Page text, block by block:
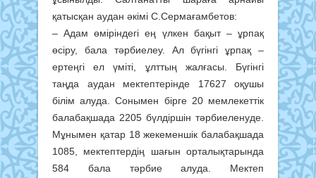
қатысқан аудан әкімі С.Сермағамбетов:
– Адам өміріндегі ең үлкен бақыт – ұрпақ
өсіру, бала тәрбиелеу. Ал бүгінгі ұрпақ –
ертеңгі ел үміті, ұлттың жалғасы. Бүгінгі
таңда аудан мектептерінде 17627 оқушы
білім алуда. Сонымен бірге 20 мемлекеттік
балабақшада 2205 бүлдіршін тәрбиеленуде.
Мұнымен қатар 18 жекеменшік балабақшада
1085, мектептердің шағын орталықтарында
584 бала тәрбие алуда. Мектеп